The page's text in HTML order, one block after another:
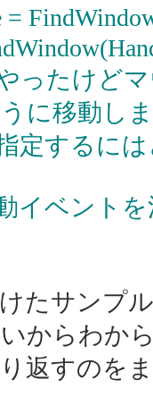
=
ったけど
に移動し
定するに
イベント
たサンプ
からわか
返すのを